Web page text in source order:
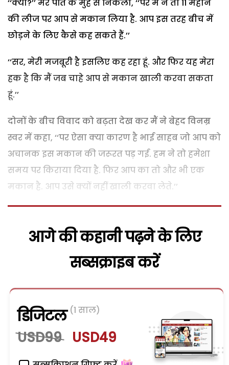
‘‘क्या?’’ मेरे पति के मुंह से निकला, ‘‘पर मैं ने तो 11 महीने
की लीज पर आप से मकान लिया है. आप इस तरह बीच में
छोड़ने के लिए कैसे कह सकते हैं.’’
‘‘सर, मेरी मजबूरी है इसलिए कह रहा हूं. और फिर यह मेरा
हक है कि मैं जब चाहे आप से मकान खाली करवा सकता
हूं.’’
दोनों के बीच विवाद को बढ़ता देख कर मैं ने बेहद विनम्र
स्वर में कहा, ‘‘पर ऐसा क्या कारण है भाई साहब जो आप को
अचानक इस मकान की जरूरत पड़ गई. हम ने तो हमेशा
समय पर किराया दिया है. फिर आप का तो और भी एक
मकान है. आप उसे क्यों नहीं खाली करवा लेते.’’
आगे की कहानी पढ़ने के लिए
सब्सक्राइब करें
डिजिटल (1 साल)
USD99 USD49